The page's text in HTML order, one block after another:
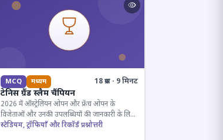
MCQ मध्यम 18 प्रश्न · 9 मिनट
टेनिस ग्रैंड स्लैम चैंपियन
2026 में ऑस्ट्रेलियन ओपन और फ्रेंच ओपन के
विजेताओं और उनकी उपलब्धियों की जानकारी के लिए
क्विज़।
स्टेडियम, ट्रॉफियाँ और रिकॉर्ड प्रश्नोत्तरी